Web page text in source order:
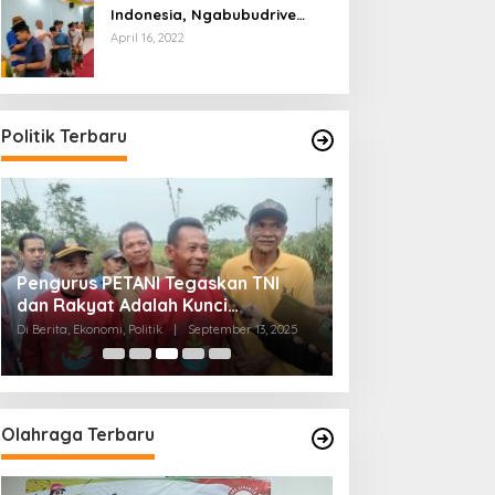
Indonesia, Ngabubudrive
Ramadhan 2022
April 16, 2022
Politik Terbaru
Pengurus PETANI Tegaskan TNI
dan Rakyat Adalah Kunci
Membangun Ketahanan
Masyarakat
Di Berita, Ekonomi, Politik | September 13, 2025
Olahraga Terbaru